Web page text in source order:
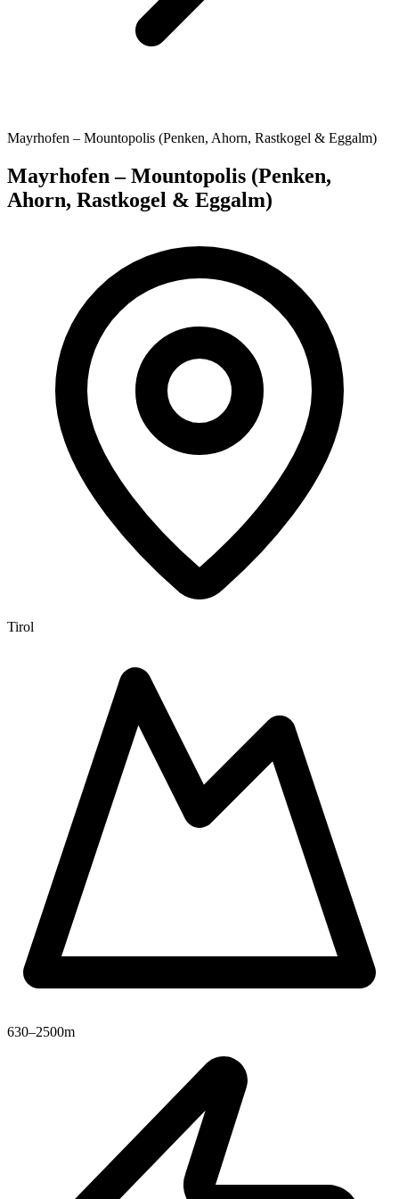
Mayrhofen – Mountopolis (Penken, Ahorn, Rastkogel & Eggalm)
Mayrhofen – Mountopolis (Penken,
Ahorn, Rastkogel & Eggalm)
Tirol
630–2500m